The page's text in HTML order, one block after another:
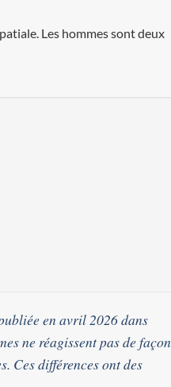
Les hommes sont deux
en avril 2026 dans
ne réagissent pas de façon
Ces différences ont des